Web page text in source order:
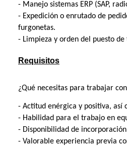
- Manejo sistemas ERP (SAP,
- Expedición o enrutado de
furgonetas.
- Limpieza y orden del puesto de
Requisitos
¿Qué necesitas para trabajar
- Actitud enérgica y positiva, así
- Habilidad para el trabajo en
- Disponibilidad de
- Valorable experiencia previa